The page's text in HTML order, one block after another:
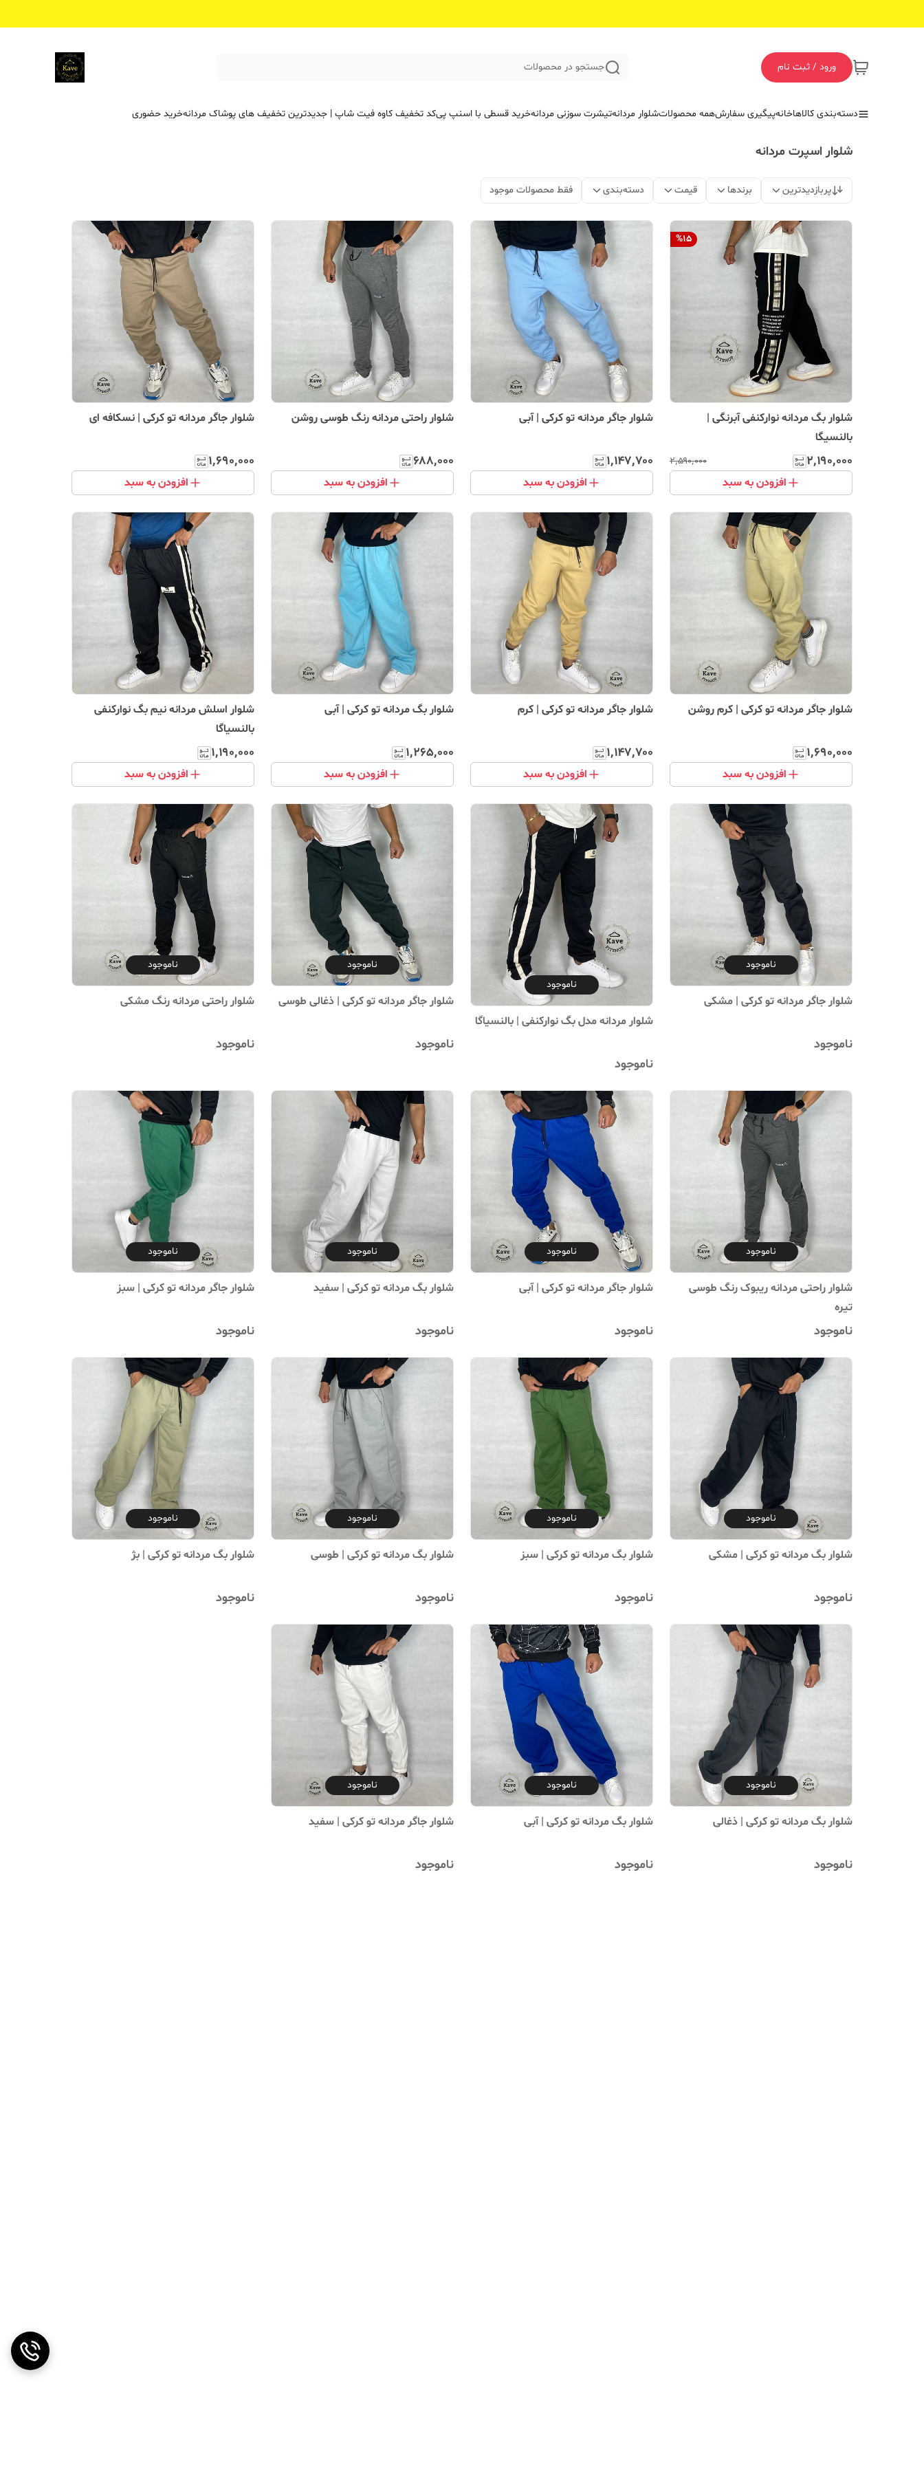
ورود / ثبت نام جستجو در محصولات
دسته‌بندی کالاهاخانهپیگیری سفارشهمه محصولاتشلوار مردانهتیشرت سوزنی مردانهخرید قسطی با اسنپ پیکد تخفیف کاوه فیت‌ شاپ | جدیدترین تخفیف ‌های پوشاک مردانهخرید حضوری
شلوار اسپرت مردانه
پربازدیدترین برندها قیمت دسته‌بندی فقط محصولات موجود
%15
شلوار بگ مردانه نوارکنفی آبرنگی |
بالنسیگا
۲٬۱۹۰٬۰۰۰ ۲٬۵۹۰٬۰۰۰
افزودن به سبد
شلوار جاگر مردانه تو کرکی | آبی
۱٬۱۴۷٬۷۰۰
افزودن به سبد
شلوار راحتی مردانه رنگ طوسی روشن
۶۸۸٬۰۰۰
افزودن به سبد
شلوار جاگر مردانه تو کرکی | نسکافه ای
۱٬۶۹۰٬۰۰۰
افزودن به سبد
شلوار جاگر مردانه تو کرکی | کرم روشن
۱٬۶۹۰٬۰۰۰
افزودن به سبد
شلوار جاگر مردانه تو کرکی | کرم
۱٬۱۴۷٬۷۰۰
افزودن به سبد
شلوار بگ مردانه تو کرکی | آبی
۱٬۲۶۵٬۰۰۰
افزودن به سبد
شلوار اسلش مردانه نیم بگ نوارکنفی
بالنسیاگا
۱٬۱۹۰٬۰۰۰
افزودن به سبد
ناموجود
شلوار جاگر مردانه تو کرکی | مشکی
ناموجود
ناموجود
شلوار مردانه مدل بگ نوارکنفی | بالنسیاگا
ناموجود
ناموجود
شلوار جاگر مردانه تو کرکی | ذغالی طوسی
ناموجود
ناموجود
شلوار راحتی مردانه رنگ مشکی
ناموجود
ناموجود
شلوار راحتی مردانه ریبوک رنگ طوسی
تیره
ناموجود
ناموجود
شلوار جاگر مردانه تو کرکی | آبی
ناموجود
ناموجود
شلوار بگ مردانه تو کرکی | سفید
ناموجود
ناموجود
شلوار جاگر مردانه تو کرکی | سبز
ناموجود
ناموجود
شلوار بگ مردانه تو کرکی | مشکی
ناموجود
ناموجود
شلوار بگ مردانه تو کرکی | سبز
ناموجود
ناموجود
شلوار بگ مردانه تو کرکی | طوسی
ناموجود
ناموجود
شلوار بگ مردانه تو کرکی | بژ
ناموجود
ناموجود
شلوار بگ مردانه تو کرکی | ذغالی
ناموجود
ناموجود
شلوار بگ مردانه تو کرکی | آبی
ناموجود
ناموجود
شلوار جاگر مردانه تو کرکی | سفید
ناموجود